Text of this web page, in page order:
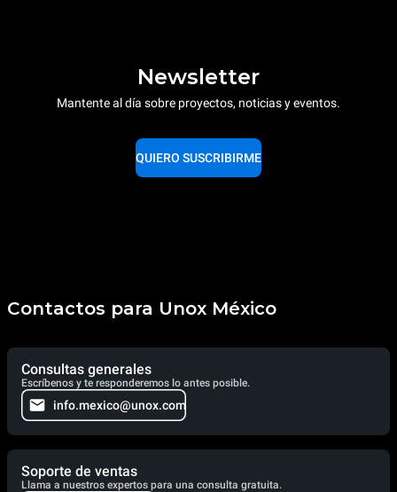
Newsletter
Mantente al día sobre proyectos, noticias y eventos.
QUIERO SUSCRIBIRME
Contactos para Unox México
Consultas generales
Escríbenos y te responderemos lo antes posible.
info.mexico@unox.com
Soporte de ventas
Llama a nuestros expertos para una consulta gratuita.